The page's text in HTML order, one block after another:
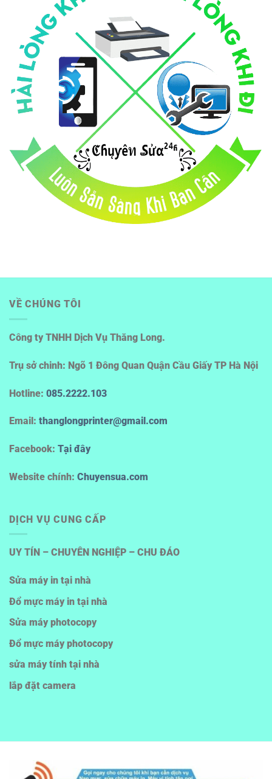
VỀ CHÚNG TÔI
Công ty TNHH Dịch Vụ Thăng Long.
Trụ sở chinh: Ngõ 1 Đông Quan Quận Cầu Giấy TP Hà Nội
Hotline: 085.2222.103
Email: thanglongprinter@gmail.com
Facebook: Tại đây
Website chính: Chuyensua.com
DỊCH VỤ CUNG CẤP
UY TÍN – CHUYÊN NGHIỆP – CHU ĐÁO
Sửa máy in tại nhà
Đổ mực máy in tại nhà
Sửa máy photocopy
Đổ mực máy photocopy
sửa máy tính tại nhà
lắp đặt camera